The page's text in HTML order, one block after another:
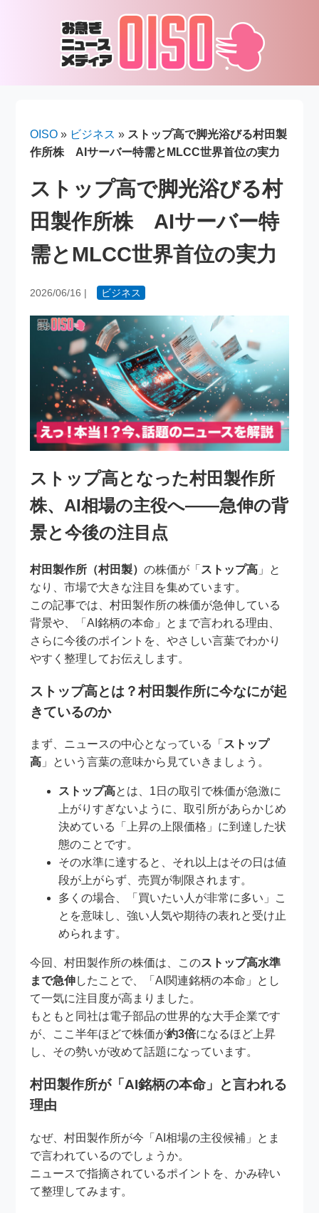
OISO » ビジネス » ストップ高で脚光浴びる村田製
作所株 AIサーバー特需とMLCC世界首位の実力
ストップ高で脚光浴びる村
田製作所株 AIサーバー特
需とMLCC世界首位の実力
2026/06/16 | ビジネス
ストップ高となった村田製作所
株、AI相場の主役へ――急伸の背
景と今後の注目点
村田製作所（村田製）の株価が「 ストップ高 」と
なり、市場で大きな注目を集めています。
この記事では、村田製作所の株価が急伸している
背景や、「AI銘柄の本命」とまで言われる理由、
さらに今後のポイントを、やさしい言葉でわかり
やすく整理してお伝えします。
ストップ高とは？村田製作所に今なにが起
きているのか
まず、ニュースの中心となっている「 ストップ
高 」という言葉の意味から見ていきましょう。
ストップ高とは、1日の取引で株価が急激に
上がりすぎないように、取引所があらかじめ
決めている「上昇の上限価格」に到達した状
態のことです。
その水準に達すると、それ以上はその日は値
段が上がらず、売買が制限されます。
多くの場合、「買いたい人が非常に多い」こ
とを意味し、強い人気や期待の表れと受け止
められます。
今回、村田製作所の株価は、このストップ高水準
まで急伸したことで、「AI関連銘柄の本命」とし
て一気に注目度が高まりました。
もともと同社は電子部品の世界的な大手企業です
が、ここ半年ほどで株価が約3倍になるほど上昇
し、その勢いが改めて話題になっています。
村田製作所が「AI銘柄の本命」と言われる
理由
なぜ、村田製作所が今「AI相場の主役候補」とま
で言われているのでしょうか。
ニュースで指摘されているポイントを、かみ砕い
て整理してみます。